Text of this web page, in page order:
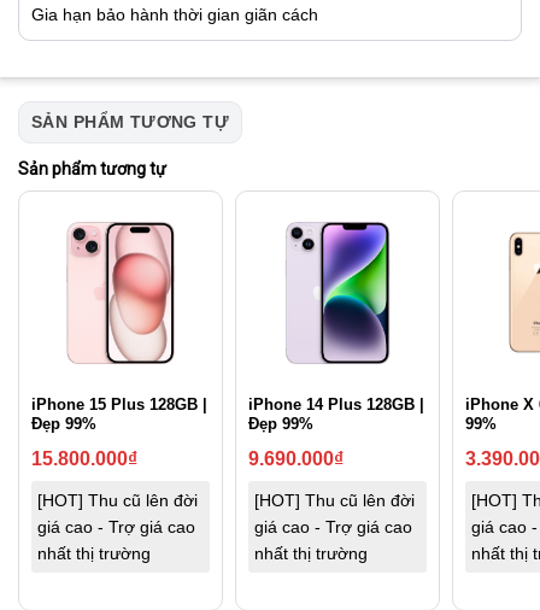
Gia hạn bảo hành thời gian giãn cách
SẢN PHẨM TƯƠNG TỰ
Sản phẩm tương tự
iPhone 15 Plus 128GB |
Đẹp 99%
15.800.000₫
[HOT] Thu cũ lên đời
giá cao - Trợ giá cao
nhất thị trường
iPhone 14 Plus 128GB |
Đẹp 99%
9.690.000₫
[HOT] Thu cũ lên đời
giá cao - Trợ giá cao
nhất thị trường
iPhone X
99%
[HOT]
giá cao
nhất thị